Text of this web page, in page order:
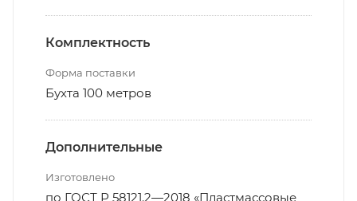
Комплектность
Форма поставки
Бухта 100 метров
Дополнительные
Изготовлено
по ГОСТ Р 58121.2—2018 «Пластмассовые